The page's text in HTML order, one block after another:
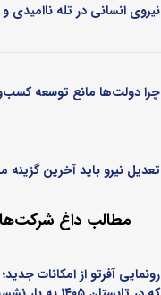
نیروی انسانی در تله ناامیدی
چرا دولت‌ها مانع توسعه
تعدیل نیرو باید آخرین گزینه
مطالب داغ شرکت‌ها